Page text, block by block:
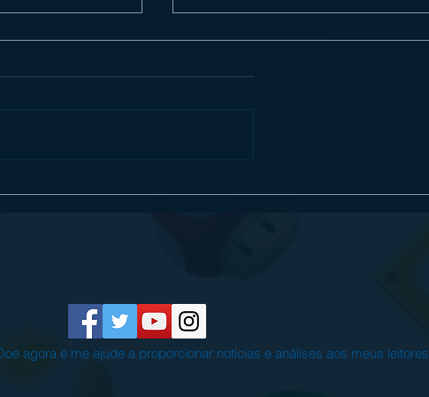
agora e me ajude a proporcionar notícias e análises aos meus leitores